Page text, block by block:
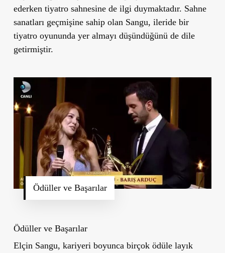
ederken tiyatro sahnesine de ilgi duymaktadır. Sahne
sanatları geçmişine sahip olan Sangu, ileride bir
tiyatro oyununda yer almayı düşündüğünü de dile
getirmiştir.
Ödüller ve Başarılar
Ödüller ve Başarılar
Elçin Sangu, kariyeri boyunca birçok ödüle layık